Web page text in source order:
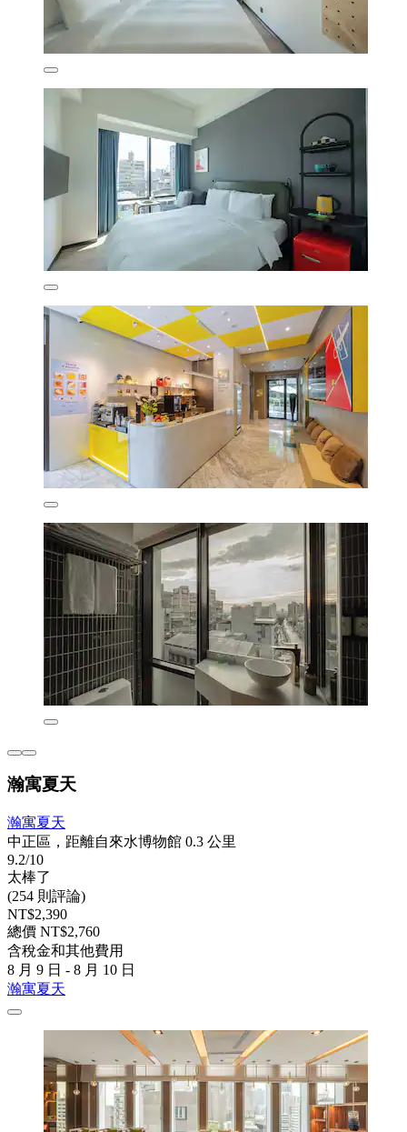
瀚寓夏天
瀚寓夏天
中正區，距離自來水博物館 0.3 公里
9.2/10
太棒了
(254 則評論)
NT$2,390
總價 NT$2,760
含稅金和其他費用
8 月 9 日 - 8 月 10 日
瀚寓夏天